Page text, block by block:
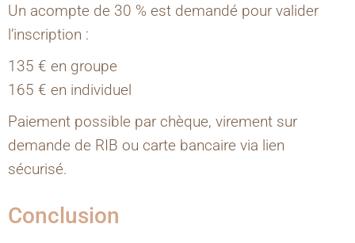
Un acompte de 30 % est demandé pour valider
l’inscription :
135 € en groupe
165 € en individuel
Paiement possible par chèque, virement sur
demande de RIB ou carte bancaire via lien
sécurisé.
Conclusion